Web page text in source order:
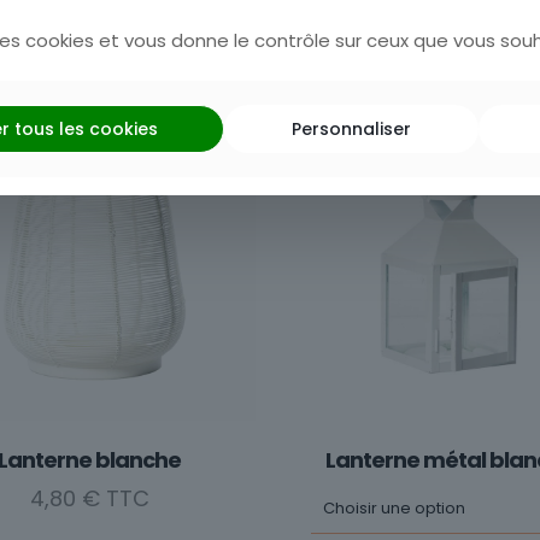
Lanterne blanche
4,80 €
Lanterne métal
cookies et vous donne le contrôle sur ceux que vous
Personnaliser
tous les cookies